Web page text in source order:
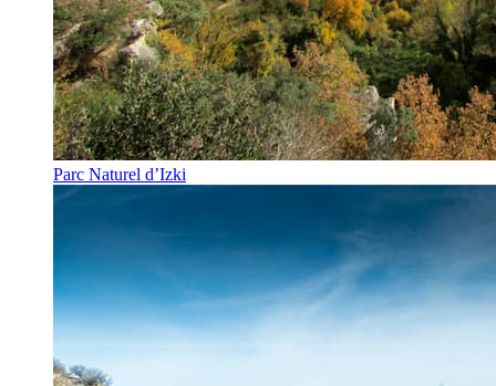
Parc Naturel d’Izki